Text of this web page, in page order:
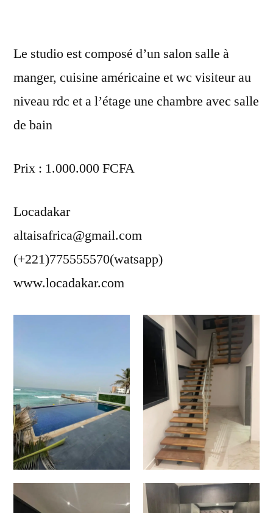
Le studio est composé d’un salon salle à
manger, cuisine américaine et wc visiteur au
niveau rdc et a l’étage une chambre avec salle
de bain
Prix : 1.000.000 FCFA
Locadakar
altaisafrica@gmail.com
(+221)775555570(watsapp)
www.locadakar.com